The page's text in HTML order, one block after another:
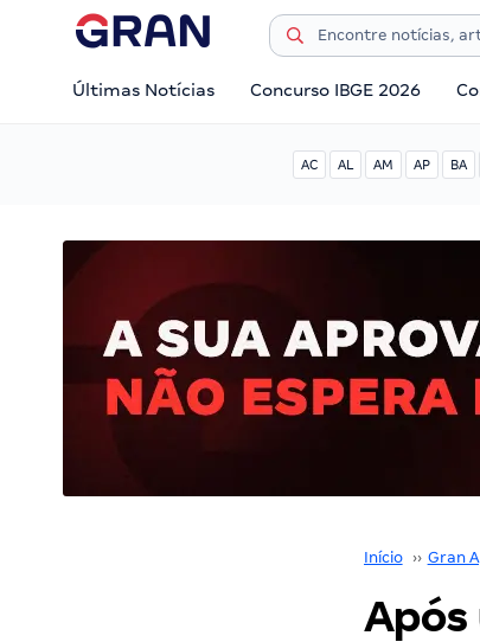
Últimas Notícias Concurso IBGE 2026
AC AL AM AP BA
Início ›› Gran
Após